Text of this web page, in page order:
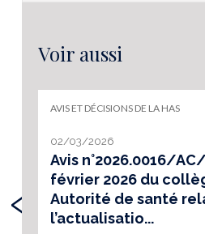
Voir aussi
AVIS ET DÉCISIONS DE LA HAS
02/03/2026
Avis n°2026.0016/
février 2026 du
Autorité de santé
l’actualisatio...
‹